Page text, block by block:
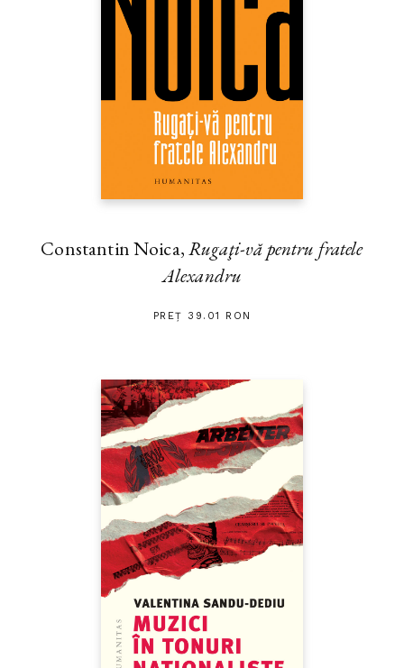
Constantin Noica,Rugaţi-vă pentru fratele
Alexandru
PREȚ 39.01 RON